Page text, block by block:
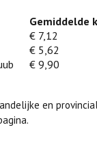
Gemiddelde
€ 7,12
€ 5,62
€ 9,90
en